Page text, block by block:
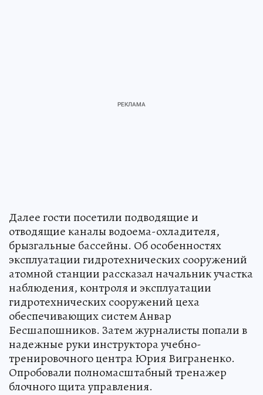
Далее гости посетили подводящие и
отводящие каналы водоема-охладителя,
брызгальные бассейны. Об особенностях
эксплуатации гидротехнических сооружений
атомной станции рассказал начальник участка
наблюдения, контроля и эксплуатации
гидротехнических сооружений цеха
обеспечивающих систем Анвар
Бесшапошников. Затем журналисты попали в
надежные руки инструктора учебно-
тренировочного центра Юрия Виграненко.
Опробовали полномасштабный тренажер
блочного щита управления.